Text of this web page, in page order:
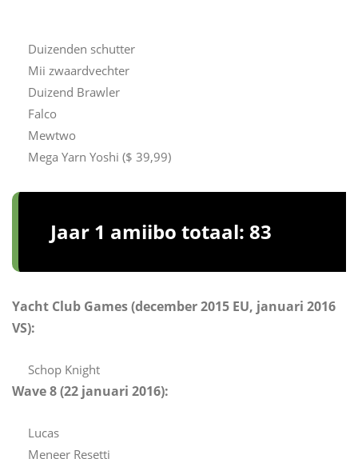
Duizenden schutter
Mii zwaardvechter
Duizend Brawler
Falco
Mewtwo
Mega Yarn Yoshi ($ 39,99)
Jaar 1 amiibo totaal: 83
Yacht Club Games (december 2015 EU, januari 2016
VS):
Schop Knight
Wave 8 (22 januari 2016):
Lucas
Meneer Resetti